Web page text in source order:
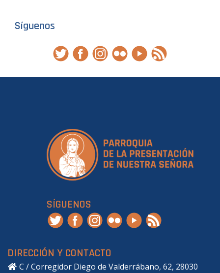
Síguenos
SÍGUENOS
DIRECCIÓN Y CONTACTO
C / Corregidor Diego de Valderrábano, 62, 28030